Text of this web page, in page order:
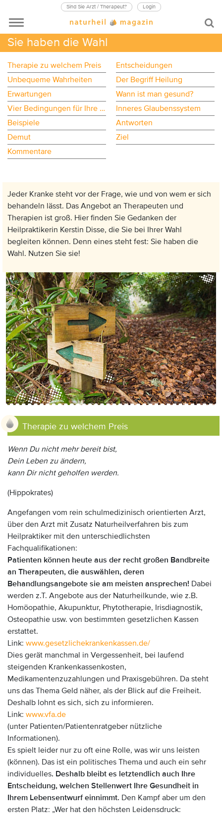
Sind Sie Arzt / Therapeut? Login
Sie haben die Wahl
Therapie zu welchem Preis
Entscheidungen
Unbequeme Wahrheiten
Der Begriff Heilung
Erwartungen
Wann ist man gesund?
Vier Bedingungen für Ihre Gesundheit
Inneres Glaubenssystem
Beispiele
Antworten
Demut
Ziel
Kommentare
Jeder Kranke steht vor der Frage, wie und von wem er sich
behandeln lässt. Das Angebot an Therapeuten und
Therapien ist groß. Hier finden Sie Gedanken der
Heilpraktikerin Kerstin Disse, die Sie bei Ihrer Wahl
begleiten können. Denn eines steht fest: Sie haben die
Wahl. Nutzen Sie sie!
Anzeige:Therapie zu welchem Preis
Wenn Du nicht mehr bereit bist,
Dein Leben zu ändern,
kann Dir nicht geholfen werden.
(Hippokrates)
Angefangen vom rein schulmedizinisch orientierten Arzt,
über den Arzt mit Zusatz Naturheilverfahren bis zum
Heilpraktiker mit den unterschiedlichsten
Fachqualifikationen:
Patienten können heute aus der recht großen Bandbreite
an Therapeuten, die auswählen, deren
Behandlungsangebote sie am meisten ansprechen! Dabei
werden z.T. Angebote aus der Naturheilkunde, wie z.B.
Homöopathie, Akupunktur, Phytotherapie, Irisdiagnostik,
Osteopathie usw. von bestimmten gesetzlichen Kassen
erstattet.
Link: www.gesetzlichekrankenkassen.de/
Dies gerät manchmal in Vergessenheit, bei laufend
steigenden Krankenkassenkosten,
Medikamentenzuzahlungen und Praxisgebühren. Da steht
uns das Thema Geld näher, als der Blick auf die Freiheit.
Deshalb lohnt es sich, sich zu informieren.
Link: www.vfa.de
(unter Patienten/Patientenratgeber nützliche
Informationen).
Es spielt leider nur zu oft eine Rolle, was wir uns leisten
(können). Das ist ein politisches Thema und auch ein sehr
individuelles. Deshalb bleibt es letztendlich auch Ihre
Entscheidung, welchen Stellenwert Ihre Gesundheit in
Ihrem Lebensentwurf einnimmt. Den Kampf aber um den
ersten Platz: „Wer hat den höchsten Leidensdruck: